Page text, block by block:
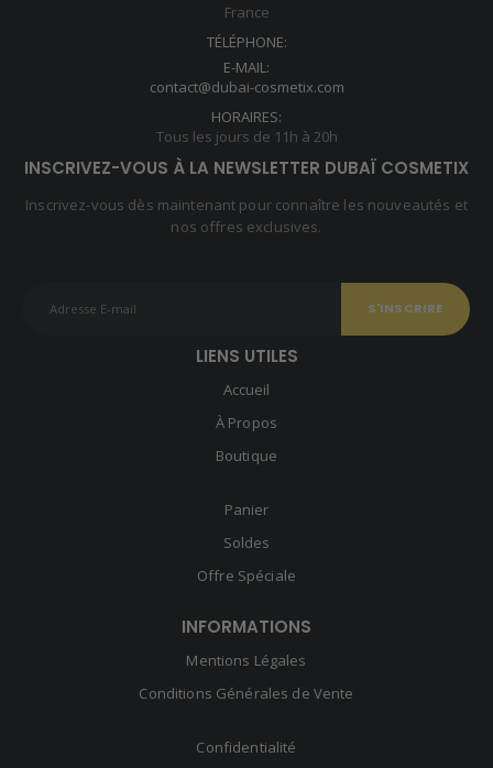
France
TÉLÉPHONE:
E-MAIL:
contact@dubai-cosmetix.com
HORAIRES:
Tous les jours de 11h à 20h
INSCRIVEZ-VOUS À LA NEWSLETTER DUBAÏ COSMETIX
Inscrivez-vous dès maintenant pour connaître les nouveautés et
nos offres exclusives.
LIENS UTILES
Accueil
À Propos
Boutique
Panier
Soldes
Offre Spéciale
INFORMATIONS
Mentions Légales
Conditions Générales de Vente
Confidentialité